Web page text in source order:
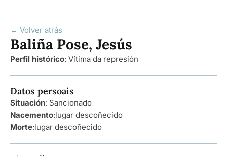
← Volver atrás
Baliña Pose, Jesús
Perfil histórico: Vítima da represión
Datos persoais
Situación: Sancionado
Nacemento:lugar descoñecido
Morte:lugar descoñecido